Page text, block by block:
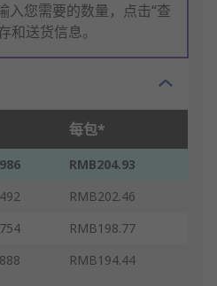
您需要的数量，点击“查
和送货信息。
每包*
RMB204.93
RMB202.46
RMB198.77
RMB194.44